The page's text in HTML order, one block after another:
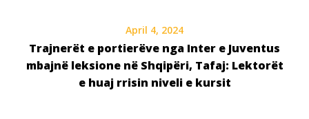
April 4, 2024
Trajnerët e portierëve nga Inter e Juventus
mbajnë leksione në Shqipëri, Tafaj: Lektorët
e huaj rrisin niveli e kursit